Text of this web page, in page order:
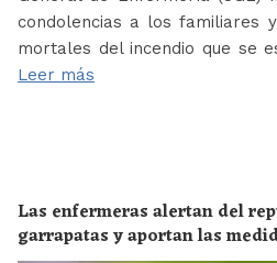
condolencias a los familiares
mortales del incendio que se
Leer más
Las enfermeras alertan del
garrapatas y aportan las